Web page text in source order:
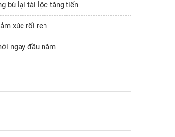
bù lại tài lộc tăng tiến
xúc rối ren
ngay đầu năm